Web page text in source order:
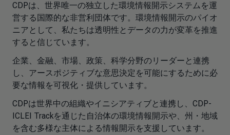
CDPは、世界唯一の独立した環境情報開示システムを運
営する国際的な非営利団体です。環境情報開示のパイオ
ニアとして、私たちは透明性とデータの力が変革を推進
すると信じています。
企業、金融、市場、政策、科学分野のリーダーと連携
し、アースポジティブな意思決定を可能にするために必
要な情報を可視化・提供しています。
CDPは世界中の組織やイニシアティブと連携し、CDP-
ICLEI Trackを通じた自治体の環境情報開示や、州・地域
を含む多様な主体による情報開示を支援しています。